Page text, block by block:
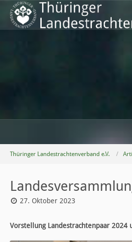
Thüringer Landestrachtenverband e.V.
27. Oktober 2023
Vorstellung Landestrachtenpaar